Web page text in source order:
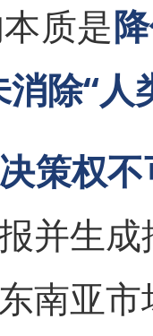
质是
除“人
策权
并生
南亚